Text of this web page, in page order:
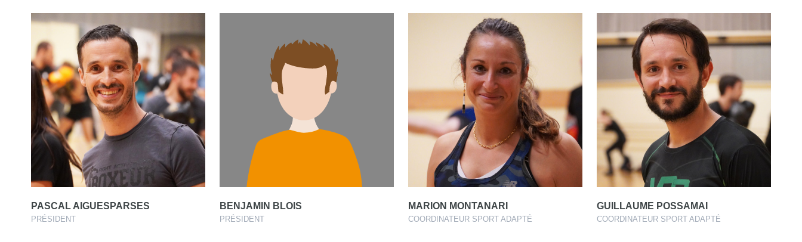
PASCAL AIGUESPARSES
PRÉSIDENT
BENJAMIN BLOIS
PRÉSIDENT
MARION MONTANARI
COORDINATEUR SPORT ADAPTÉ
GUILLAUME POSSAMAI
COORDINATEUR SPORT ADAPTÉ